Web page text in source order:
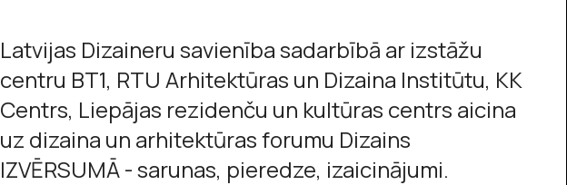
Latvijas Dizaineru savienība sadarbībā ar izstāžu
centru BT1, RTU Arhitektūras un Dizaina Institūtu, KK
Centrs, Liepājas rezidenču un kultūras centrs aicina
uz dizaina un arhitektūras forumu Dizains
IZVĒRSUMĀ - sarunas, pieredze, izaicinājumi.